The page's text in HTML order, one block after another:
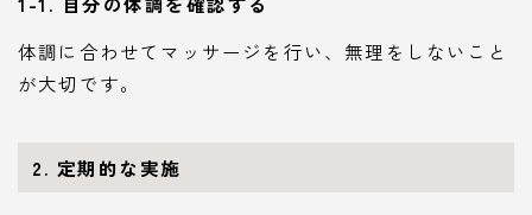
体調に合わせてマッサージを行い、無理をしないこと
が大切です。
2. 定期的な実施